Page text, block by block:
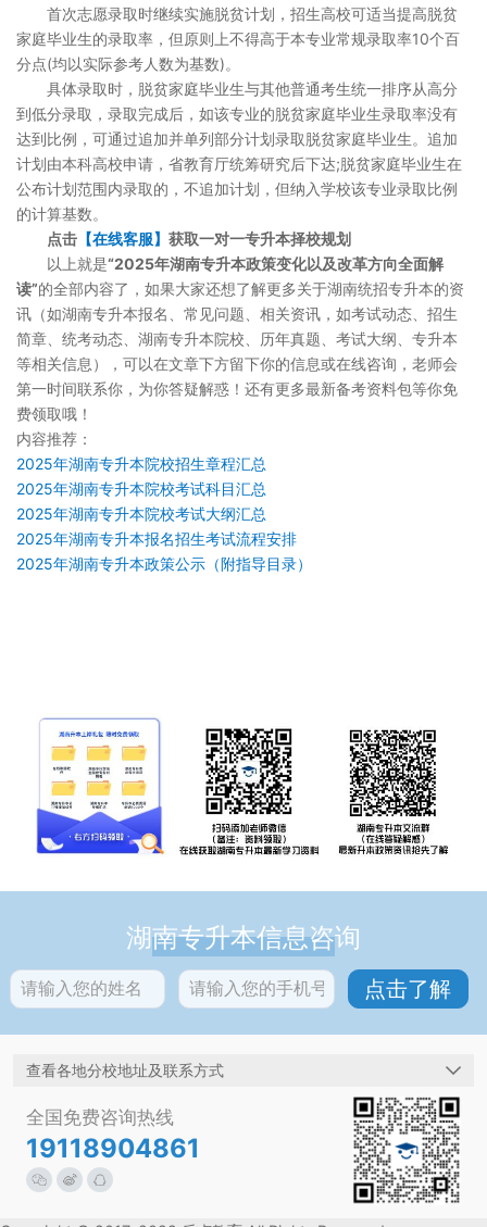
首次志愿录取时继续实施脱贫计划，招生高校可适当提高脱贫
家庭毕业生的录取率，但原则上不得高于本专业常规录取率10个百
分点(均以实际参考人数为基数)。
具体录取时，脱贫家庭毕业生与其他普通考生统一排序从高分
到低分录取，录取完成后，如该专业的脱贫家庭毕业生录取率没有
达到比例，可通过追加并单列部分计划录取脱贫家庭毕业生。追加
计划由本科高校申请，省教育厅统筹研究后下达;脱贫家庭毕业生在
公布计划范围内录取的，不追加计划，但纳入学校该专业录取比例
的计算基数。
点击【在线客服】 获取一对一专升本择校规划
以上就是“2025年湖南专升本政策变化以及改革方向全面解
读”的全部内容了，如果大家还想了解更多关于湖南统招专升本的资
讯（如湖南专升本报名、常见问题、相关资讯，如考试动态、招生
简章、统考动态、湖南专升本院校、历年真题、考试大纲、专升本
等相关信息），可以在文章下方留下你的信息或在线咨询，老师会
第一时间联系你，为你答疑解惑！还有更多最新备考资料包等你免
费领取哦！
内容推荐：
2025年湖南专升本院校招生章程汇总
2025年湖南专升本院校考试科目汇总
2025年湖南专升本院校考试大纲汇总
2025年湖南专升本报名招生考试流程安排
2025年湖南专升本政策公示（附指导目录）
湖南专升本信息咨询
查看各地分校地址及联系方式
全国免费咨询热线
19118904861